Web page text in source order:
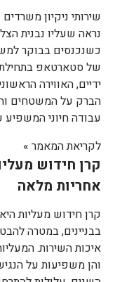
שירותי ניקיון
נראה שעליו נבנית
כשנכנסים בבוקר
של סטארטאפ בתחילת
ידיים, האווירה
הברק על המשטחים
עבודה חיוני
לקריאת המאמר »
קרן חידוש
אחריות מלאה
קרן חידוש מעליות
בבניינים, במטרה
איכות השירות.
והן משפיעות על